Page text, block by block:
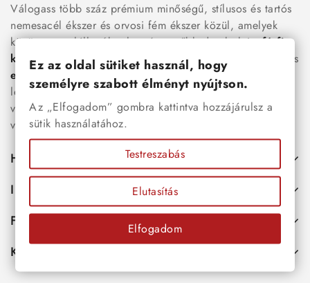
Válogass több száz prémium minőségű, stílusos és tartós
nemesacél ékszer és orvosi fém ékszer közül, amelyek
között megtalálhatók a legnépszerűbb darabok is:férfi
karkötők
, női nyakláncok , karikagyűrűk
és
esküvői kiegészítőkegyaránt. Webáruházunkban a
legújabb trendeket követő, mégis időtálló ékszerek közül
választhatsz – legyen szó ajándékról, mindennapi
viseletről vagy különleges alkalmakról.
Hasznos
Információk
Fiókod
Kapcsolat
Ez az oldal sütiket használ, hogy
személyre szabott élményt nyújtson.
Az „Elfogadom” gombra kattintva hozzájárulsz a
sütik használatához.
Testreszabás
Elutasítás
Elfogadom